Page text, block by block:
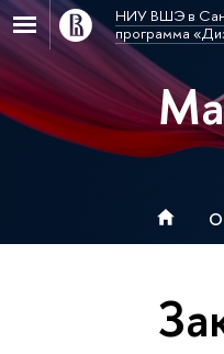
НИУ ВШЭ в
программа
О